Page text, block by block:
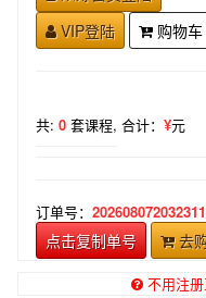
VIP登陆
购物车
共: 0 套课程, 合计： ¥元
订单号：
点击复制单号 去
不用注